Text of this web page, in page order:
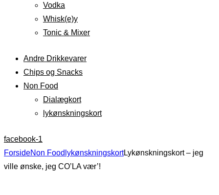
Vodka
Whisk(e)y
Tonic & Mixer
Andre Drikkevarer
Chips og Snacks
Non Food
Dialægkort
lykønskningskort
facebook-1
ForsideNon Food lykønskningskortLykønskningskort – jeg
ville ønske, jeg CO’LA vær’!